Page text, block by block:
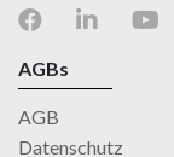
AGBs
AGB
Datenschutz